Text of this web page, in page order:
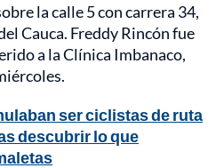
la calle 5 con carrera 34,
Cauca. Freddy Rincón fue
a la Clínica Imbanaco,
ser ciclistas de ruta
descubrir lo que